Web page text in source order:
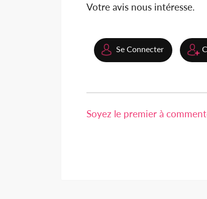
Votre avis nous intéresse.
Se Connecter
Soyez le premier à